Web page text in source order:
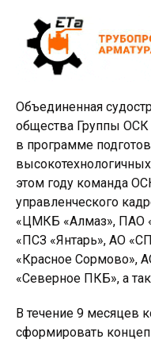
Объединенная
общества Группы
в программе
этом году команда
управленческого
«ЦМКБ «Алмаз», ПАО
«ПСЗ «Янтарь», АО
«Красное Сормово»,
«Северное ПКБ», а
В течение 9 месяцев
сформировать